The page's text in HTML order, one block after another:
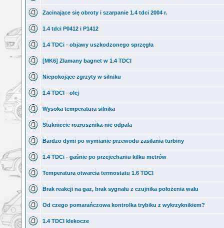
Zacinające się obroty i szarpanie 1.4 tdci 2004 r.
1.4 tdci P0412 i P1412
1.4 TDCi - objawy uszkodzonego sprzęgła
[MK6] Zlamany bagnet w 1.4 TDCI
Niepokojące zgrzyty w silniku
1.4 TDCI - olej
Wysoka temperatura silnika
Stukniecie rozrusznika-nie odpala
Bardzo dymi po wymianie przewodu zasilania turbiny
1.4 TDCi - gaśnie po przejechaniu kilku metrów
Temperatura otwarcia termostatu 1.6 TDCI
Brak reakcji na gaz, brak sygnału z czujnika położenia wału
Od czego pomarańczowa kontrolka trybiku z wykrzyknikiem?
1.4 TDCI klekocze